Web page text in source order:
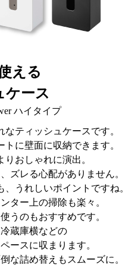
える
ケース
ハイタイプ
ティッシュケースです。
に壁面に収納できます。
おしゃれに演出。
ズレる心配がありません。
うれしいポイントですね。
ター上の掃除も楽々。
うのもおすすめです。
蔵庫横などの
ースに収まります。
な詰め替えもスムーズに。